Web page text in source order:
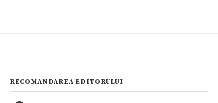
RECOMANDAREA EDITORULUI